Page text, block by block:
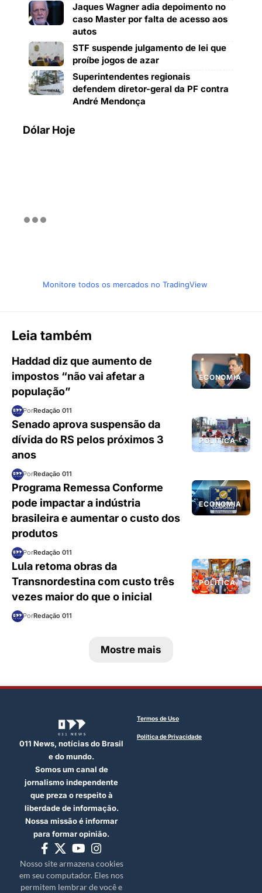
Jaques Wagner adia depoimento no
caso Master por falta de acesso aos
autos
STF suspende julgamento de lei que
proíbe jogos de azar
Superintendentes regionais
defendem diretor-geral da PF contra
André Mendonça
Dólar Hoje
Monitore todos os mercados no TradingView
Leia também
ECONOMIA
Haddad diz que aumento de
impostos “não vai afetar a
população”
PorRedação 011
POLÍTICA
Senado aprova suspensão da
dívida do RS pelos próximos 3
anos
PorRedação 011
ECONOMIA
Programa Remessa Conforme
pode impactar a indústria
brasileira e aumentar o custo dos
produtos
PorRedação 011
POLÍTICA
Lula retoma obras da
Transnordestina com custo três
vezes maior do que o inicial
PorRedação 011
Mostre mais
011 News, notícias do Brasil
e do mundo.
Somos um canal de
jornalismo independente
que preza o respeito à
liberdade de informação.
Nossa missão é informar
para formar opinião.
Nosso site armazena cookies
em seu computador. Eles nos
permitem lembrar de você e
Termos de Uso
Política de Privacidade